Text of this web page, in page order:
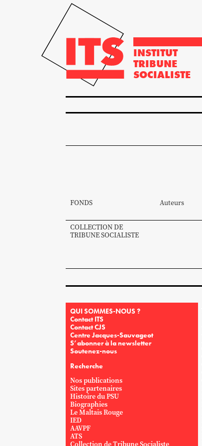
INSTITUT
TRIBUNE
SOCIALISTE
FONDS Auteurs
COLLECTION DE
TRIBUNE SOCIALISTE
QUI SOMMES-NOUS ?
Contact ITS
Contact CJS
Centre Jacques-Sauvageot
S’abonner à la newsletter
Soutenez-nous
Recherche
Nos publications
Sites partenaires
Histoire du PSU
Biographies
Le Maltais Rouge
IED
AAVPF
ATS
Collection de Tribune Socialiste